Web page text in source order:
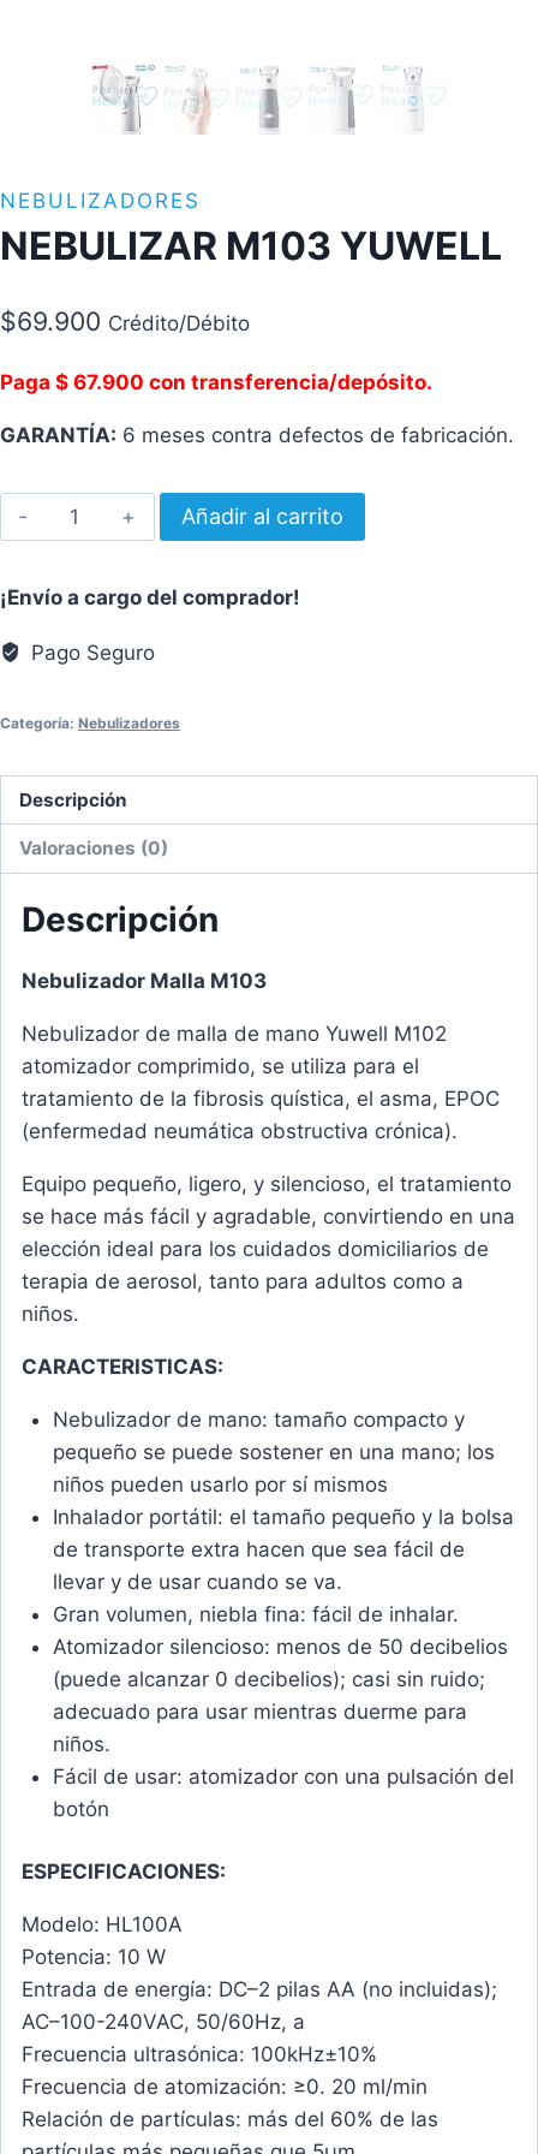
NEBULIZADORES
NEBULIZAR M103 YUWELL
$69.900 Crédito/Débito
Paga $ 67.900 con transferencia/depósito.
GARANTÍA: 6 meses contra defectos de fabricación.
NEBULIZAR
M103
cantidad
Añadir al carrito
¡Envío a cargo del comprador!
Pago Seguro
Categoría: Nebulizadores
Descripción
Valoraciones (0)
Descripción
Nebulizador Malla M103
Nebulizador de malla de mano Yuwell M102
atomizador comprimido, se utiliza para el
tratamiento de la fibrosis quística, el asma, EPOC
(enfermedad neumática obstructiva crónica).
Equipo pequeño, ligero, y silencioso, el tratamiento
se hace más fácil y agradable, convirtiendo en una
elección ideal para los cuidados domiciliarios de
terapia de aerosol, tanto para adultos como a
niños.
CARACTERISTICAS:
Nebulizador de mano: tamaño compacto y
pequeño se puede sostener en una mano; los
niños pueden usarlo por sí mismos
Inhalador portátil: el tamaño pequeño y la bolsa
de transporte extra hacen que sea fácil de
llevar y de usar cuando se va.
Gran volumen, niebla fina: fácil de inhalar.
Atomizador silencioso: menos de 50 decibelios
(puede alcanzar 0 decibelios); casi sin ruido;
adecuado para usar mientras duerme para
niños.
Fácil de usar: atomizador con una pulsación del
botón
ESPECIFICACIONES:
Modelo: HL100A
Potencia: 10 W
Entrada de energía: DC–2 pilas AA (no incluidas);
AC–100-240VAC, 50/60Hz, a
Frecuencia ultrasónica: 100kHz±10%
Frecuencia de atomización: ≥0. 20 ml/min
Relación de partículas: más del 60% de las